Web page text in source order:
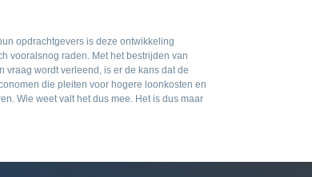
opdrachtgevers is deze ontwikkeling
vooralsnog raden. Met het bestrijden van
wordt verleend, is er de kans dat de
die pleiten voor hogere loonkosten en
Wie weet valt het dus mee. Het is dus maar